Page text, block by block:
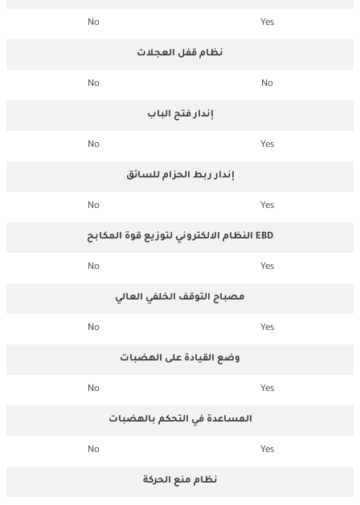
Yes
No
نظام قفل العجلات
No
No
إندار فتح الباب
Yes
No
إندار ربط الحزام للسائق
Yes
No
النظام الالكتروني لتوزيع قوة المكابح EBD
Yes
No
مصباح التوقف الخلفي العالي
Yes
No
وضع القيادة على الهضبات
Yes
No
المساعدة في التحكم بالهضبات
Yes
No
نظام منع الحركة